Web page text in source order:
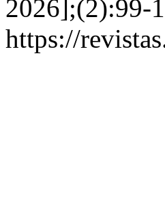
2026];(2):99-
https://